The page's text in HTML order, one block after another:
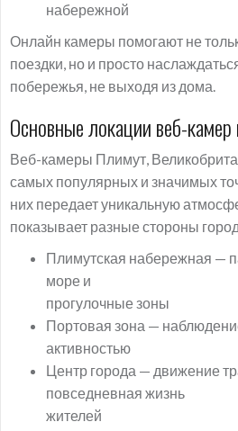
набережной
Онлайн камеры помогают не
поездки, но и просто
побережья, не выходя из дома.
Основные локации веб-
Веб-камеры Плимут,
самых популярных и значимых
них передает уникальную
показывает разные стороны
Плимутская набережная —
море и
прогулочные зоны
Портовая зона —
активностью
Центр города — движение
повседневная жизнь
жителей